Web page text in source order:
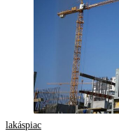
lakáspiac